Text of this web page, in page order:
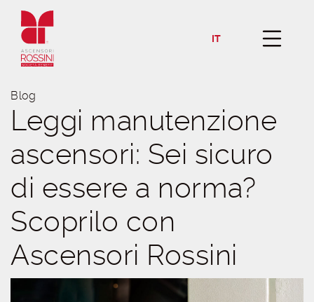
IT
Blog
Leggi manutenzione
ascensori: Sei sicuro
di essere a norma?
Scoprilo con
Ascensori Rossini